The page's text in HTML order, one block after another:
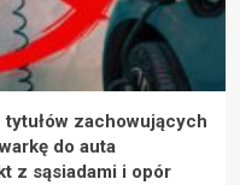
zachowujących
do auta
z sąsiadami i opór